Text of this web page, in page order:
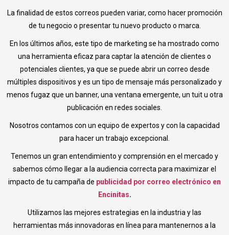
La finalidad de estos correos pueden variar, como hacer promoción
de tu negocio o presentar tu nuevo producto o marca.
En los últimos años, este tipo de marketing se ha mostrado como
una herramienta eficaz para captar la atención de clientes o
potenciales clientes, ya que se puede abrir un correo desde
múltiples dispositivos y es un tipo de mensaje más personalizado y
menos fugaz que un banner, una ventana emergente, un tuit u otra
publicación en redes sociales.
Nosotros contamos con un equipo de expertos y con la capacidad
para hacer un trabajo excepcional.
Tenemos un gran entendimiento y comprensión en el mercado y
sabemos cómo llegar a la audiencia correcta para maximizar el
impacto de tu campaña de publicidad por correo electrónico en
Encinitas.
Utilizamos las mejores estrategias en la industria y las
herramientas más innovadoras en línea para mantenernos a la